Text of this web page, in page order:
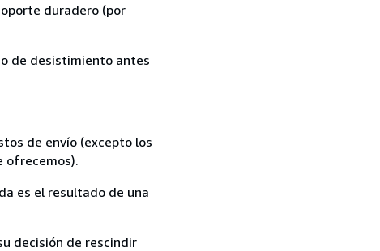
duradero (por
de desistimiento antes
de envío (excepto los
ofrecemos).
es el resultado de una
decisión de rescindir